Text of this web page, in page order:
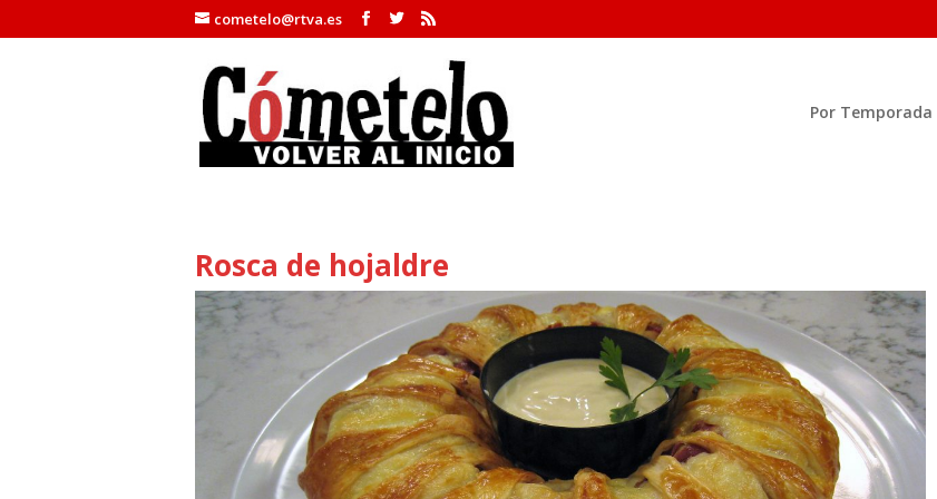
cometelo@rtva.es
Por Temporada
Rosca de hojaldre